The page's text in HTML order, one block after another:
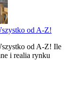
od A-Z!
od A-Z! Ile
i realia rynku